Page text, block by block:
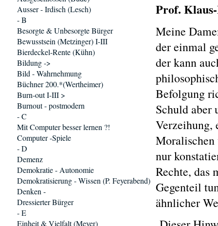
Prof.
Meine
der einmal
der kann
Befolgung
Schuld aber
Verzeihung,
Moralischen
nur
Rechte, das
Gegenteil
ähnlicher
Ausser - Irdisch (Lesch)
- B
Besorgte & Unbesorgte Bürger
Bewusstsein (Metzinger) I-III
Bierdeckel-Rente (Kühn)
Bildung ->
Bild - Wahrnehmung
Büchner 200.*(Wertheimer)
Burn-out I-III >
Burnout - postmodern
- C
Mit Computer besser lernen ?!
Computer -Spiele
- D
Demenz
Demokratie - Autonomie
Demokratisierung - Wissen (P. Feyerabend)
Denken -
Dressierter Bürger
- E
Einheit & Vielfalt (Meyer)